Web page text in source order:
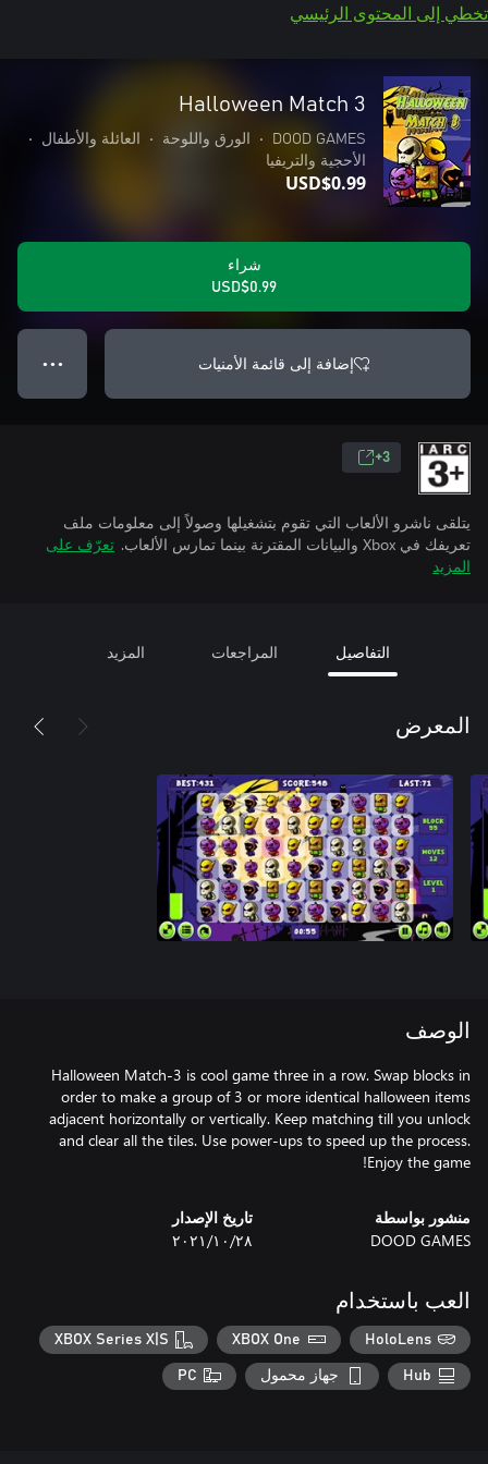
تخطي إلى المحتوى الرئيسي
Halloween Match 3
DOOD GAMES
• الورق واللوحة • العائلة والأطفال
•
الأحجية والتريفيا
USD$0.99
شراء
USD$0.99
إضافة إلى قائمة الأمنيات ● ● ●
3+
يتلقى ناشرو الألعاب التي تقوم بتشغيلها وصولاً إلى معلومات ملف
تعريفك في Xbox والبيانات المقترنة بينما تمارس الألعاب.
تعرّف على
المزيد
التفاصيل المراجعات المزيد
المعرض
الوصف
Halloween Match-3 is cool game three in a row. Swap blocks in
order to make a group of 3 or more identical halloween items
adjacent horizontally or vertically. Keep matching till you unlock
and clear all the tiles. Use power-ups to speed up the process.
Enjoy the game!
منشور بواسطة
DOOD GAMES
تاريخ الإصدار
٢٨‏/١٠‏/٢٠٢١
العب باستخدام
HoloLens
XBOX One
XBOX Series X|S
Hub جهاز محمول PC